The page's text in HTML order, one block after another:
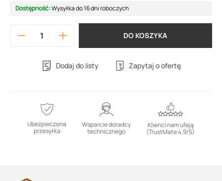
Dostępność:Wysyłka do 16 dni roboczych
DO KOSZYKA
Dodaj do listy Zapytaj o ofertę
Ubezpieczona
przesyłka
Wsparcie doradcy
technicznego
Klienci nam ufają
(TrustMate 4.9/5)